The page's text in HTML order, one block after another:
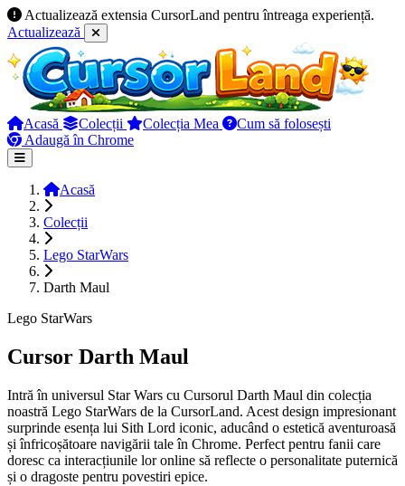
Actualizează extensia CursorLand pentru întreaga experiență.
Actualizează
Acasă Colecții Colecția Mea
Cum să folosești
Adaugă în Chrome
Acasă
Colecții
Lego StarWars
Darth Maul
Lego StarWars
Cursor Darth Maul
Intră în universul Star Wars cu Cursorul Darth Maul din colecția
noastră Lego StarWars de la CursorLand. Acest design impresionant
surprinde esența lui Sith Lord iconic, aducând o estetică aventuroasă
și înfricoșătoare navigării tale în Chrome. Perfect pentru fanii care
doresc ca interacțiunile lor online să reflecte o personalitate puternică
și o dragoste pentru povestiri epice.